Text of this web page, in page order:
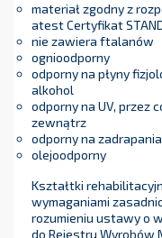
materiał zgodny z
atest Certyfikat
nie zawiera ftalanów
ognioodporny
odporny na płyny
alkohol
odporny na UV, przez
zewnątrz
odporny na zadrapania
olejoodporny
Kształtki
wymaganiami
rozumieniu ustawy o
do Rejestru Wyrobów